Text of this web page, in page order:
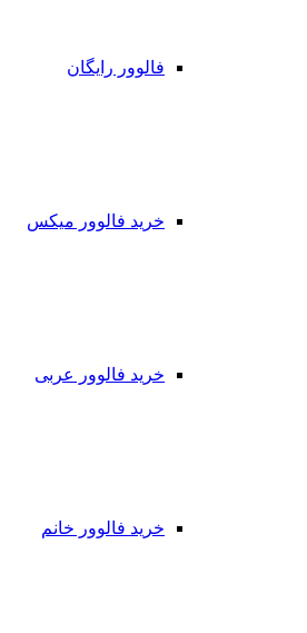
فالوور رایگان
خرید فالوور میکس
خرید فالوور عربی
خرید فالوور خانم